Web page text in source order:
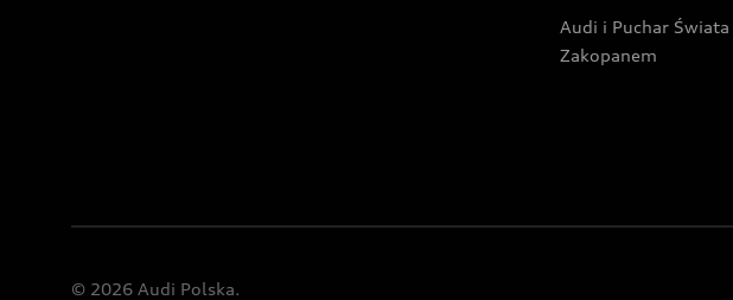
Audi i Puchar
Zakopanem
© 2026 Audi Polska.